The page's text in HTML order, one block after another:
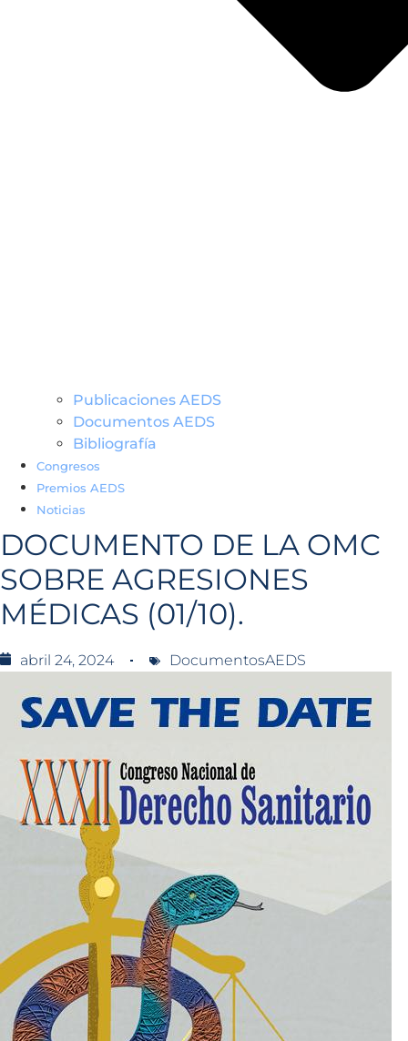
Publicaciones AEDS
Documentos AEDS
Bibliografía
Congresos
Premios AEDS
Noticias
DOCUMENTO DE LA OMC
SOBRE AGRESIONES
MÉDICAS (01/10).
abril 24, 2024 DocumentosAEDS